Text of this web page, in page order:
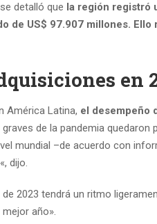
detalló que la región registró
de US$ 97.907 millones.
en
América Latina, el desempeño
de la pandemia quedaron
mundial –de acuerdo con
«, dijo.
2023 tendrá un ritmo
año».